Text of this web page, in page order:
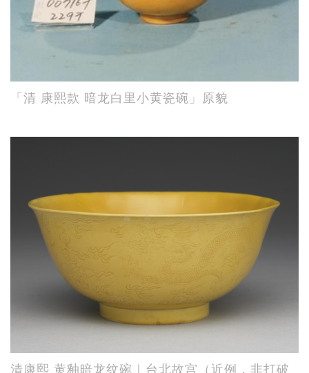
「清 康熙款 暗龙白里小黄瓷碗」原貌
清康熙 黄釉暗龙纹碗｜台北故宫（近例，非打破